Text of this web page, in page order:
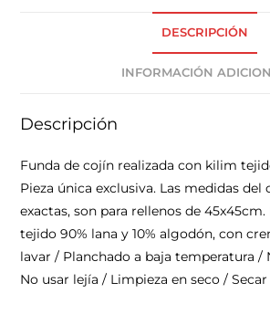
DESCRIPCIÓN
INFORMACIÓN
Descripción
Funda de cojín realizada con kilim
Pieza única exclusiva. Las medidas del
exactas, son para rellenos de 45x45cm.
tejido 90% lana y 10% algodón, con
lavar / Planchado a baja temperatura /
No usar lejía / Limpieza en seco /